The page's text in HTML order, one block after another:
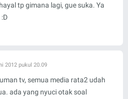
tp gimana lagi, gue suka. Ya
2012 pukul 20.09
tv, semua media rata2 udah
ada yang nyuci otak soal